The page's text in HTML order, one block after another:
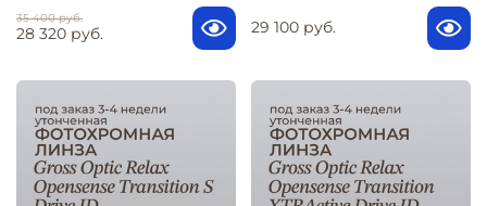
35 400 руб.
28 320 руб. 29 100 руб.